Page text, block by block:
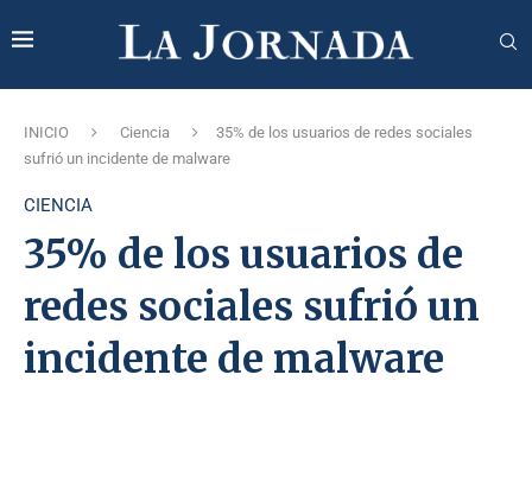
INICIO Ciencia
35% de los usuarios de redes sociales
sufrió un incidente de malware
CIENCIA
35% de los usuarios de
redes sociales sufrió un
incidente de malware